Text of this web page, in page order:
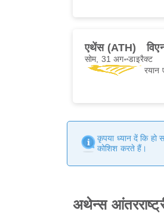
एथेंस (ATH)
सोम, 31 अग॰डाइरैक्ट
रयान
कृपया ध्यान दें कि
कोशिश करते हैं।
अथेन्स